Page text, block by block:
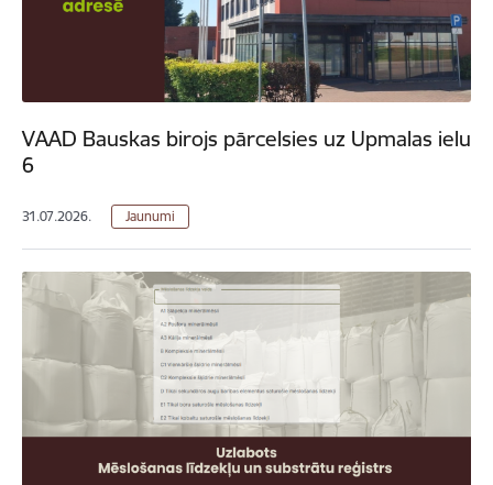
VAAD Bauskas birojs pārcelsies uz Upmalas ielu
6
31.07.2026. Jaunumi